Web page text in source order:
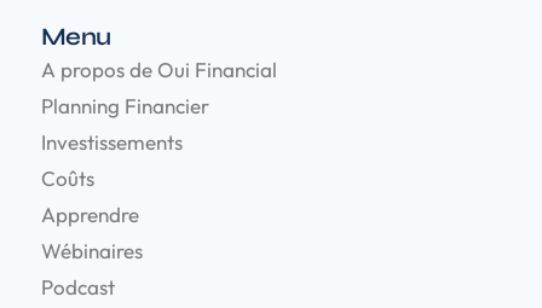
Menu
A propos de Oui Financial
Planning Financier
Investissements
Coûts
Apprendre
Wébinaires
Podcast